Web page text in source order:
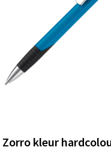
Zorro kleur